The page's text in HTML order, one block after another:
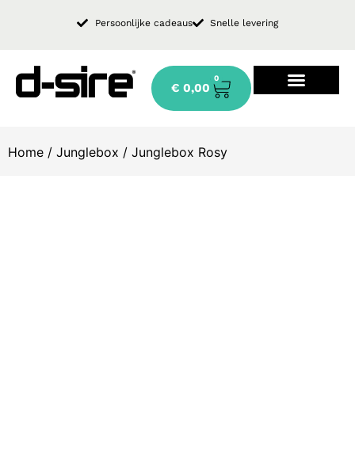
Persoonlijke cadeaus Snelle levering
€ 0,00
0
Home / Junglebox / Junglebox Rosy